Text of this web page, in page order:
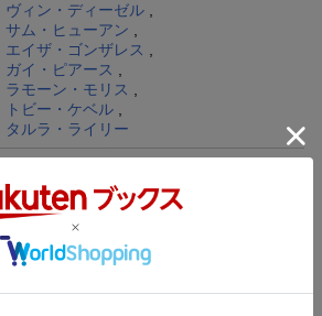
ヴィン・ディーゼル,
サム・ヒューアン ,
エイザ・ゴンザレス ,
ガイ・ピアース ,
ラモーン・モリス ,
トビー・ケベル,
タルラ・ライリー
(株)ソニー・ピクチャーズエンタテインメ
2枚(Blu-rayDisc Video1枚,DVD1枚)